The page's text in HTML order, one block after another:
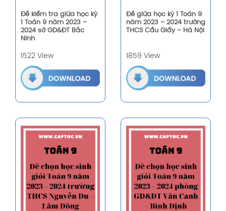
Đề kiểm tra giữa học kỳ
1 Toán 9 năm 2023 –
2024 sở GD&ĐT Bắc
Ninh
1522 View
Đề giữa học kỳ 1 Toán 9
năm 2023 – 2024 trường
THCS Cầu Giấy – Hà Nội
1859 View